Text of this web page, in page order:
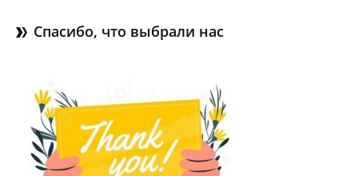
Спасибо, что выбрали нас